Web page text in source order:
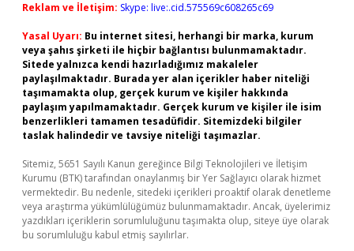
Reklam ve İletişim: Skype: live:.cid.575569c608265c69
Yasal Uyarı: Bu internet sitesi, herhangi bir marka, kurum
veya şahıs şirketi ile hiçbir bağlantısı bulunmamaktadır.
Sitede yalnızca kendi hazırladığımız makaleler
paylaşılmaktadır. Burada yer alan içerikler haber niteliği
taşımamakta olup, gerçek kurum ve kişiler hakkında
paylaşım yapılmamaktadır. Gerçek kurum ve kişiler ile isim
benzerlikleri tamamen tesadüfidir. Sitemizdeki bilgiler
taslak halindedir ve tavsiye niteliği taşımazlar.
Sitemiz, 5651 Sayılı Kanun gereğince Bilgi Teknolojileri ve İletişim
Kurumu (BTK) tarafından onaylanmış bir Yer Sağlayıcı olarak hizmet
vermektedir. Bu nedenle, sitedeki içerikleri proaktif olarak denetleme
veya araştırma yükümlülüğümüz bulunmamaktadır. Ancak, üyelerimiz
yazdıkları içeriklerin sorumluluğunu taşımakta olup, siteye üye olarak
bu sorumluluğu kabul etmiş sayılırlar.